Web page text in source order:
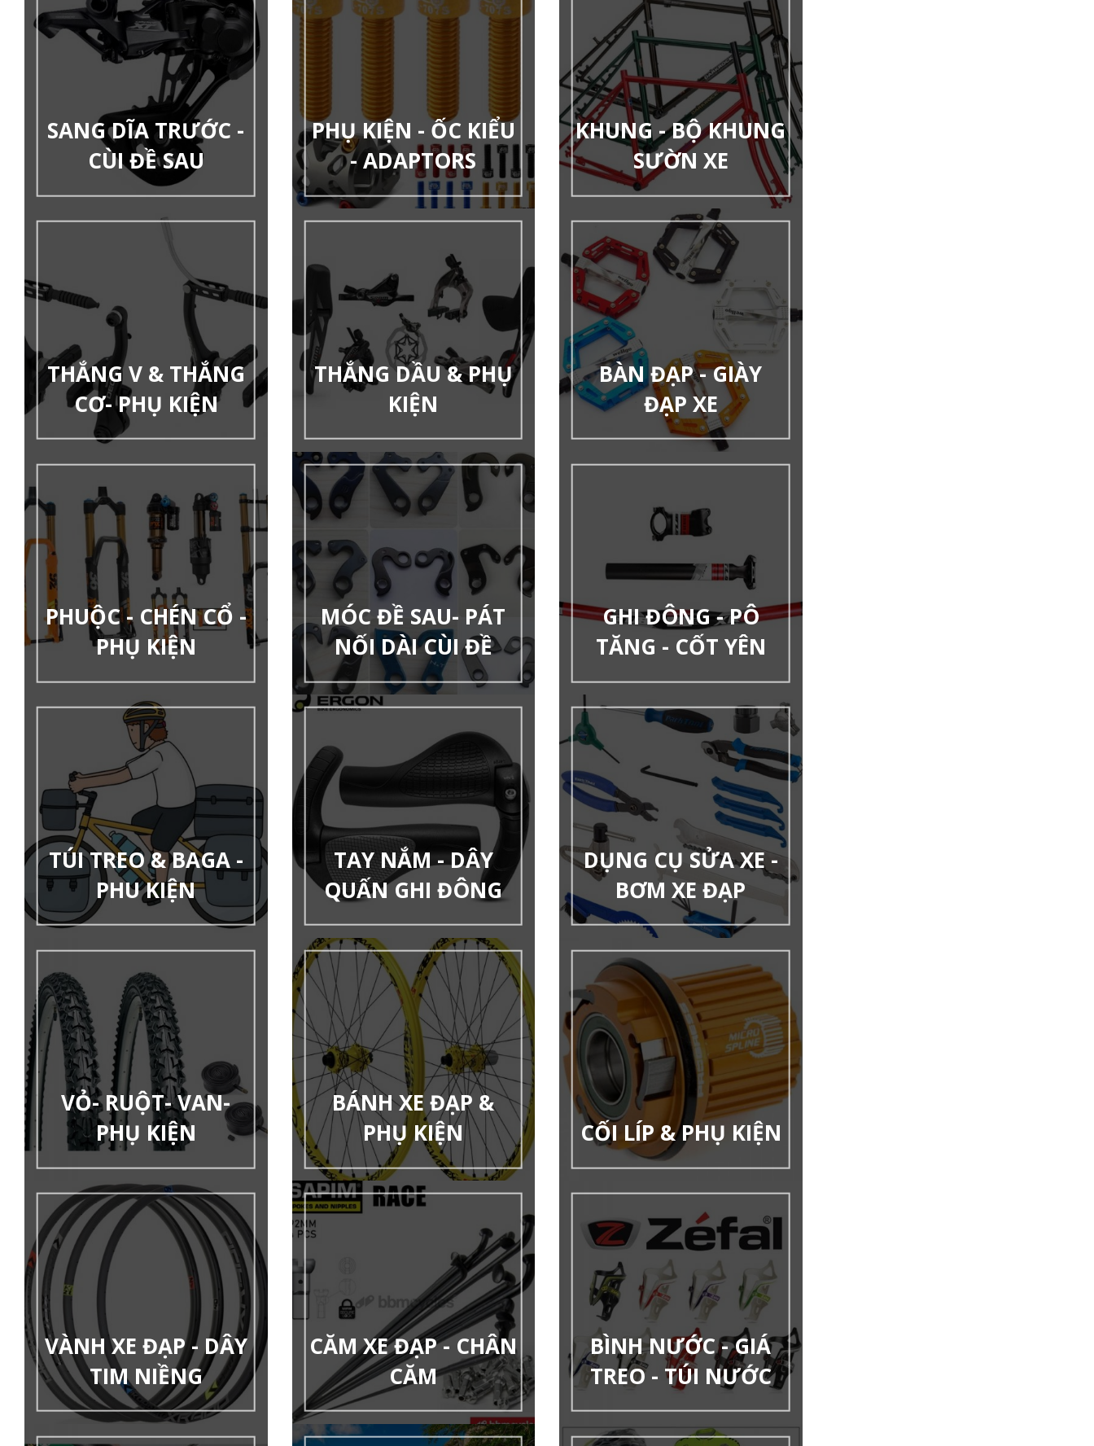
SANG DĨA TRƯỚC -
CÙI ĐỀ SAU
PHỤ KIỆN - ỐC KIỂU
- ADAPTORS
KHUNG - BỘ KHUNG
SƯỜN XE
THẮNG V & THẮNG
CƠ- PHỤ KIỆN
THẮNG DẦU & PHỤ
KIỆN
BÀN ĐẠP - GIÀY
ĐẠP XE
PHUỘC - CHÉN CỔ -
PHỤ KIỆN
MÓC ĐỀ SAU- PÁT
NỐI DÀI CÙI ĐỀ
GHI ĐÔNG - PÔ
TĂNG - CỐT YÊN
TÚI TREO & BAGA -
PHU KIỆN
TAY NẮM - DÂY
QUẤN GHI ĐÔNG
DỤNG CỤ SỬA XE -
BƠM XE ĐẠP
VỎ- RUỘT- VAN-
PHỤ KIỆN
BÁNH XE ĐẠP &
PHỤ KIỆN
CỐI LÍP & PHỤ KIỆN
VÀNH XE ĐẠP - DÂY
TIM NIỀNG
CĂM XE ĐẠP - CHÂN
CĂM
BÌNH NƯỚC - GIÁ
TREO - TÚI NƯỚC